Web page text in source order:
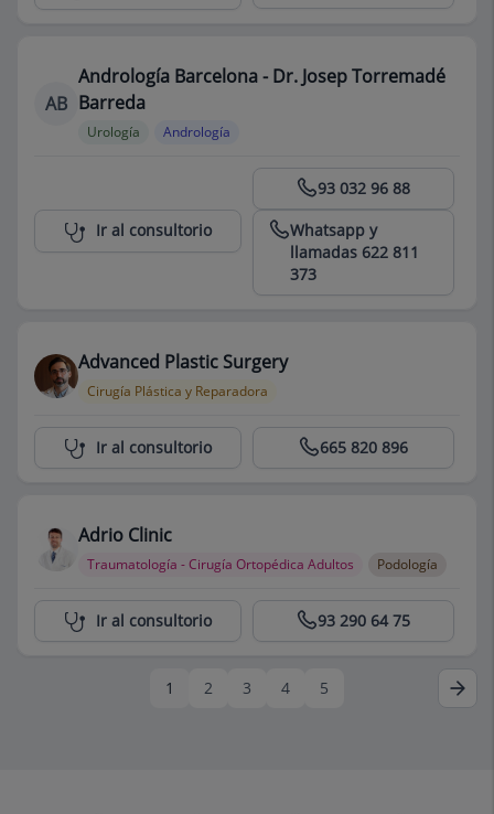
AB
Andrología Barcelona - Dr. Josep Torremadé
Barreda
Urología Andrología
93 032 96 88
Whatsapp y
llamadas 622 811
373
Ir al consultorio
Advanced Plastic Surgery
Cirugía Plástica y Reparadora
Centro Médico Teknon 665 820 896
Ir al consultorio
Adrio Clinic
Traumatología - Cirugía Ortopédica Adultos Podología
Centro Médico Teknon 93 290 64 75
Ir al consultorio
1 2 3 4 5